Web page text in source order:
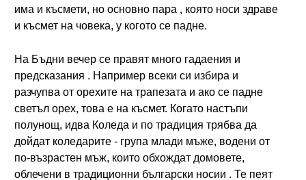
има и късмети, но основно пара , която носи здраве
и късмет на човека, у когото се падне.
На Бъдни вечер се правят много гадаения и
предсказания . Например всеки си избира и
разчупва от орехите на трапезата и ако се падне
светъл орех, това е на късмет. Когато настъпи
полунощ, идва Коледа и по традиция трябва да
дойдат коледарите - група млади мъже, водени от
по-възрастен мъж, които обхождат домовете,
облечени в традиционни български носии . Те пеят